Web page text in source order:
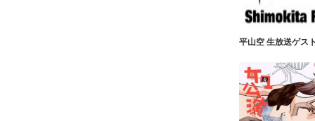
平山空 生放送ゲス